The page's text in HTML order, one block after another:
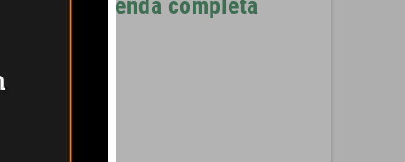
tienda completa